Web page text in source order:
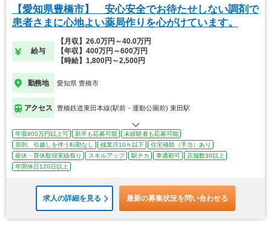
【愛知県豊橋市】 安心安全でお待たせしない調剤で
患者さまに心地よい薬局作りを心がけています。
給与
【月収】26.0万円～40.0万円
【年収】400万円～600万円
【時給】1,800円～2,500円
勤務地 愛知県 豊橋市
アクセス 豊橋鉄道東田本線(駅前－運動公園前) 東田駅
年収600万円以上可 新卒も応募可能
未経験者も応募可能
原則、引越しを伴う転勤なし
残業月10ｈ以下
住宅補助（手当）あり
産休・育休取得実績有り
スキルアップ 駅チカ 車通勤可
店舗数30以上
年間休日120日以上
求人の詳細を見る 最新の募集状況を問い合わせる